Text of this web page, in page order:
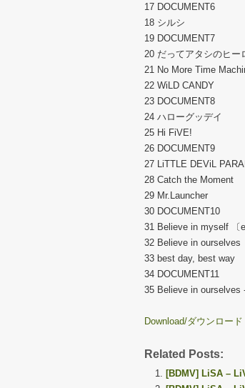
17 DOCUMENT6
18 シルシ
19 DOCUMENT7
20 だってアタシのヒー
21 No More Time
22 WiLD CANDY
23 DOCUMENT8
24 ハローグッデイ
25 Hi FiVE!
26 DOCUMENT9
27 LiTTLE DEViL
28 Catch the Moment
29 Mr.Launcher
30 DOCUMENT10
31 Believe in myself 〔
32 Believe in ourselves
33 best day, best way
34 DOCUMENT11
35 Believe in ourselves
Download/ダウンロード
Related Posts:
[BDMV] LiSA –